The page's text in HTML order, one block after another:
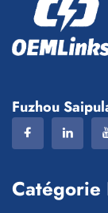
Fuzhou
Catégorie